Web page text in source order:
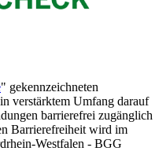
" gekennzeichneten
verstärktem Umfang darauf
barrierefrei zugänglich
Barrierefreiheit wird im
Westfalen - BGG